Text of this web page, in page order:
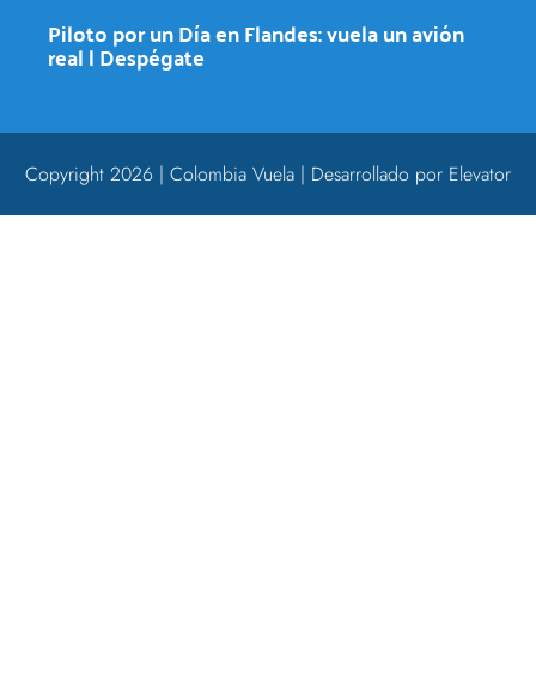
Piloto por un Día en Flandes: vuela un avión
real | Despégate
Copyright 2026 | Colombia Vuela | Desarrollado por Elevator